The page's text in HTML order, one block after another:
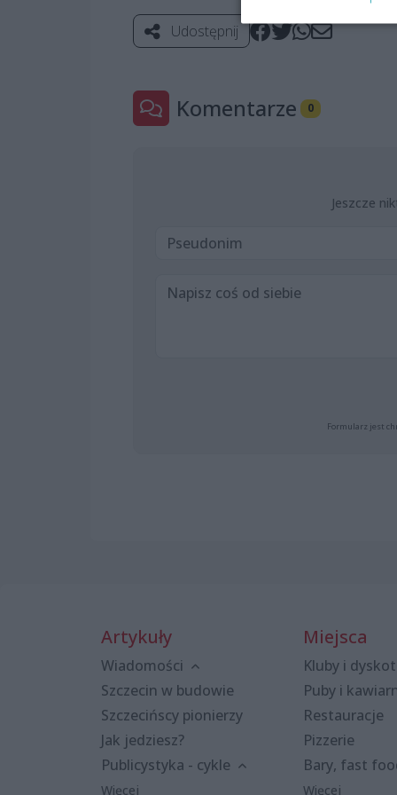
Udostępnij
Komentarze 0
Jeszcze
Formularz jest
Artykuły
Wiadomości
Szczecin w budowie
Szczecińscy pionierzy
Jak jedziesz?
Publicystyka - cykle
Więcej
Miejsca
Kluby i
Puby i
Restauracje
Pizzerie
Bary, fast
Więcej